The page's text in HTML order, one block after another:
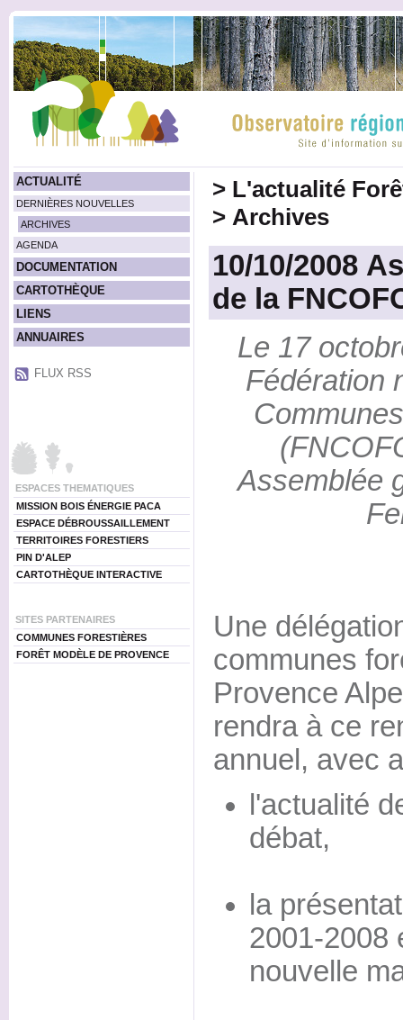
ACTUALITÉ
DERNIÈRES NOUVELLES
ARCHIVES
AGENDA
DOCUMENTATION
CARTOTHÈQUE
LIENS
ANNUAIRES
FLUX RSS
ESPACES THEMATIQUES
MISSION BOIS ÉNERGIE PACA
ESPACE DÉBROUSSAILLEMENT
TERRITOIRES FORESTIERS
PIN D'ALEP
CARTOTHÈQUE INTERACTIVE
SITES PARTENAIRES
COMMUNES FORESTIÈRES
FORÊT MODÈLE DE PROVENCE
> L'actualité
> Archives
10/10/2008
de la
Le 17
Fédération
Assemblée
Une
communes
Provence
rendra à ce
annuel, avec
l'actualité
débat,
la
2001-2008
nouvelle